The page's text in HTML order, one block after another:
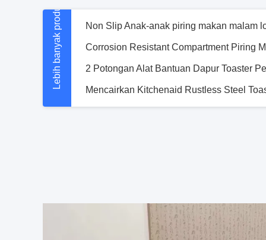
Lebih banyak produk